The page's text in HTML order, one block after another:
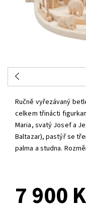
Ručně vyřezávaný
celkem třinácti
Maria, svatý Josef a
Baltazar), pastýř se
palma a studna.
7 900